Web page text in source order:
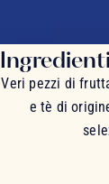
Veri pezzi di
e tè di